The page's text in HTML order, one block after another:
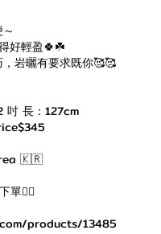
好輕盈🍀☘️
岩曬有要求既你🥰🥰
吋 長：127cm
🇰🇷
👇🏻
products/13485